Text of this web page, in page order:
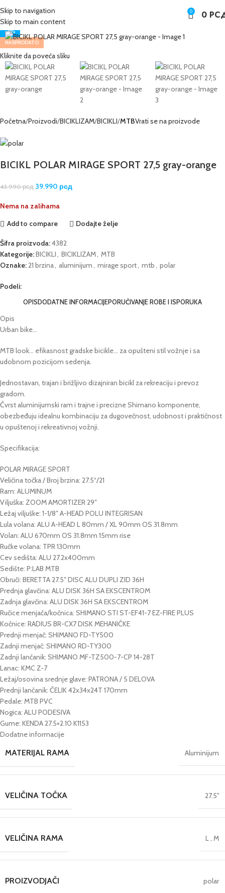
Skip to navigation
Skip to main content
0 0
-9%
RASPRODATO
Kliknite da poveća sliku
Početna Proizvodi BICIKLIZAM BICIKLI MTBVrati se na proizvode
BICIKL POLAR MIRAGE SPORT 27,5 gray-orange
43.990рсд 39.990 рсд
Nema na zalihama
Add to compare
Dodajte želje
Šifra proizvoda:4382
Kategorije:BICIKLI, BICIKLIZAM, MTB
Oznake:21 brzina, aluminijum, mirage sport, mtb, polar
Podeli:
OPISDODATNE INFORMACIJEPORUČIVANJE ROBE I ISPORUKA
Opis
Urban bike…
MTB look… efikasnost gradske bicikle… za opušteni stil vožnje i sa
udobnom pozicijom sedenja.
Jednostavan, trajan i brižljivo dizajniran bicikl za rekreaciju i prevoz
gradom.
Čvrst aluminijumski ram i trajne i precizne Shimano komponente,
obezbeđuju idealnu kombinaciju za dugovečnost, udobnost i praktičnost
u opuštenoj i rekreativnoj vožnji.
Specifikacija:
POLAR MIRAGE SPORT
Veličina točka / Broj brzina: 27.5“/21
Ram: ALUMINUM
Viljuška: ZOOM AMORTIZER 29″
Ležaj viljuške: 1-1/8″ A-HEAD POLU INTEGRISAN
Lula volana: ALU A-HEAD L 80mm / XL 90mm OS 31.8mm
Volan: ALU 670mm OS 31.8mm 15mm rise
Ručke volana: TPR 130mm
Cev sedišta: ALU 27.2x400mm
Sedište: P:LAB MTB
Obruči: BERETTA 27.5″ DISC ALU DUPLI ZID 36H
Prednja glavčina: ALU DISK 36H SA EKSCENTROM
Zadnja glavčina: ALU DISK 36H SA EKSCENTROM
Ručice menjača/kočnica: SHIMANO STI ST-EF41-7 EZ-FIRE PLUS
Kočnice: RADIUS BR-CX7 DISK MEHANIČKE
Prednji menjač: SHIMANO FD-TY500
Zadnji menjač: SHIMANO RD-TY300
Zadnji lančanik: SHIMANO MF-TZ500-7-CP 14-28T
Lanac: KMC Z-7
Ležaj/osovina srednje glave: PATRONA / 5 DELOVA
Prednji lančanik: ČELIK 42x34x24T 170mm
Pedale: MTB PVC
Nogica: ALU PODESIVA
Gume: KENDA 27.5×2.10 K1153
Dodatne informacije
MATERIJAL RAMA Aluminijum
VELIČINA TOČKA 27.5''
VELIČINA RAMA L, M
PROIZVODJAČI polar